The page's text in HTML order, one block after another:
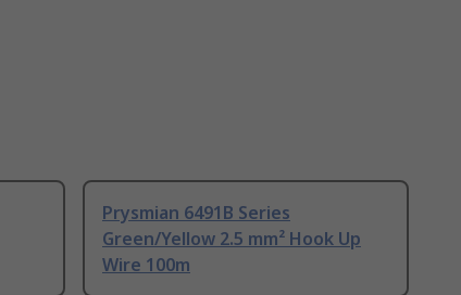
Prysmian 6491B Series
Green/Yellow 2.5 mm² Hook Up
Wire 100m